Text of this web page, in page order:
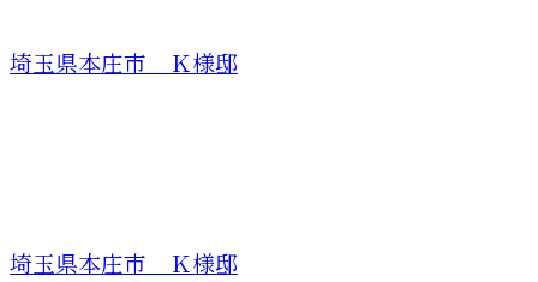
埼玉県本庄市 Ｋ様邸
埼玉県本庄市 Ｋ様邸